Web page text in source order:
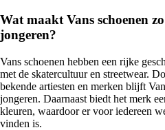
Wat maakt Vans schoenen
jongeren?
Vans schoenen hebben een rijke
met de skatercultuur en streetwear.
bekende artiesten en merken blijft
jongeren. Daarnaast biedt het merk
kleuren, waardoor er voor iedereen
vinden is.